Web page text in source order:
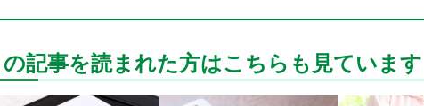
記事を読まれた方はこちらも見ています